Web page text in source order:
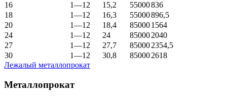
16
1—12 15,2 55000836
18
1—12 16,3 55000896,5
20
1—12 18,4 850001564
24
1—12 24 850002040
27
1—12 27,7 850002354,5
30
1—12 30,8 850002618
Лежалый металлопрокат
Металлопрокат